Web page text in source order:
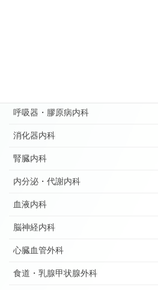
呼吸器・膠原病内科
消化器内科
腎臓内科
内分泌・代謝内科
血液内科
脳神経内科
心臓血管外科
食道・乳腺甲状腺外科